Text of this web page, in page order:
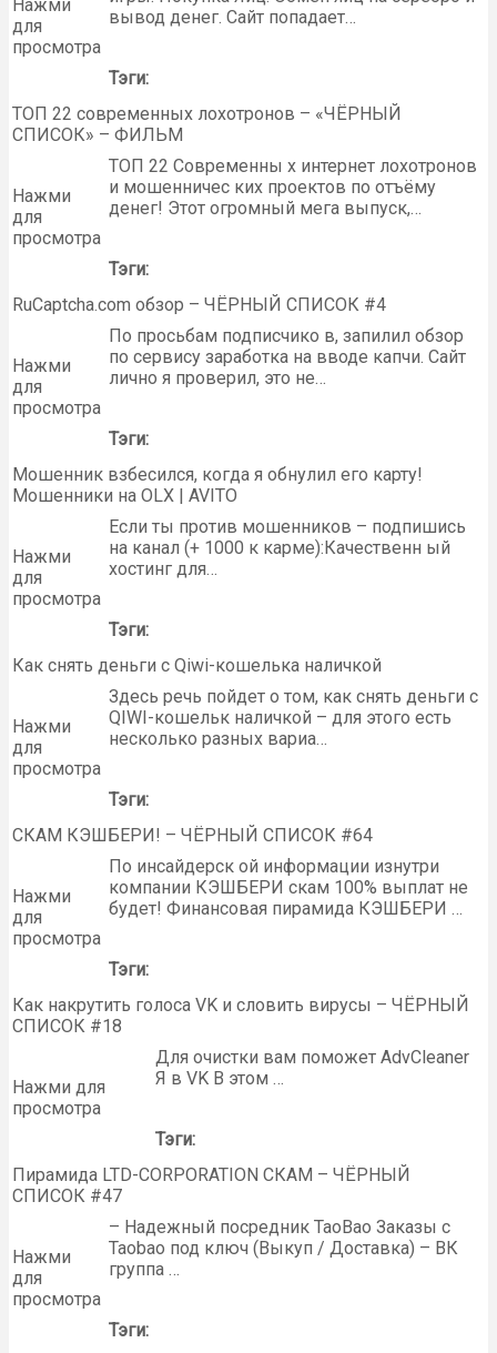
Нажми
для
просмотра
вывод денег. Сайт попадает…
Тэги:
ТОП 22 современных лохотронов – «ЧЁРНЫЙ
СПИСОК» – ФИЛЬМ
Нажми
для
просмотра
ТОП 22 Современны х интернет лохотронов
и мошенничес ких проектов по отъёму
денег! Этот огромный мега выпуск,…
Тэги:
RuCaptcha.com обзор – ЧЁРНЫЙ СПИСОК #4
Нажми
для
просмотра
По просьбам подписчико в, запилил обзор
по сервису заработка на вводе капчи. Сайт
лично я проверил, это не…
Тэги:
Мошенник взбесился, когда я обнулил его карту!
Мошенники на OLX | AVITO
Нажми
для
просмотра
Если ты против мошенников – подпишись
на канал (+ 1000 к карме):Качественн ый
хостинг для…
Тэги:
Как снять деньги с Qiwi-кошелька наличкой
Нажми
для
просмотра
Здесь речь пойдет о том, как снять деньги с
QIWI-кошельк наличкой – для этого есть
несколько разных вариа…
Тэги:
СКАМ КЭШБЕРИ! – ЧЁРНЫЙ СПИСОК #64
Нажми
для
просмотра
По инсайдерск ой информации изнутри
компании КЭШБЕРИ скам 100% выплат не
будет! Финансовая пирамида КЭШБЕРИ …
Тэги:
Как накрутить голоса VK и словить вирусы – ЧЁРНЫЙ
СПИСОК #18
Нажми для
просмотра
Для очистки вам поможет AdvCleaner
Я в VK В этом …
Тэги:
Пирамида LTD-CORPORATION СКАМ – ЧЁРНЫЙ
СПИСОК #47
Нажми
для
просмотра
– Надежный посредник TaoBao Заказы с
Taobao под ключ (Выкуп / Доставка) – ВК
группа …
Тэги: